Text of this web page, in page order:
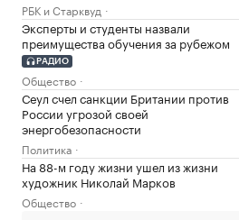
РБК и Старквуд
Эксперты и студенты назвали
преимущества обучения за рубежом
РАДИО
Общество
Сеул счел санкции Британии против
России угрозой своей
энергобезопасности
Политика
На 88-м году жизни ушел из жизни
художник Николай Марков
Общество